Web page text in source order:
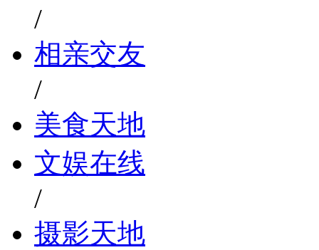
/
相亲交友
/
美食天地
文娱在线
/
摄影天地